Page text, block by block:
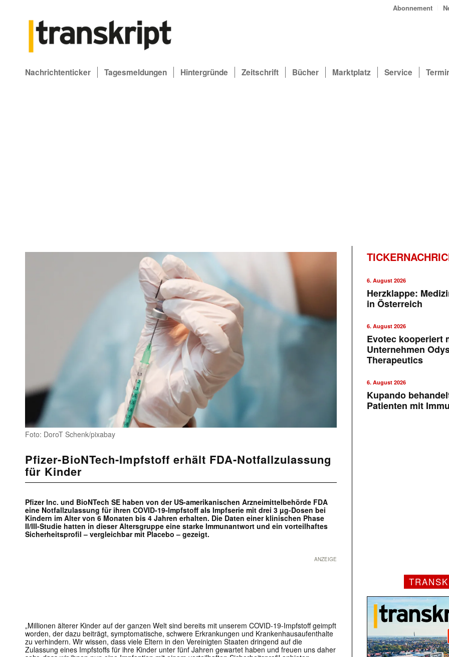
Abonnement
Nachrichtenticker Tagesmeldungen Hintergründe Zeitschrift Bücher Marktplatz Service
Foto: DoroT Schenk/pixabay
Pfizer-BioNTech-Impfstoff erhält FDA-Notfallzulassung
für Kinder
Pfizer Inc. und BioNTech SE haben von der US-amerikanischen Arzneimittelbehörde FDA
eine Notfallzulassung für ihren COVID-19-Impfstoff als Impfserie mit drei 3 µg-Dosen bei
Kindern im Alter von 6 Monaten bis 4 Jahren erhalten. Die Daten einer klinischen Phase
II/III-Studie hatten in dieser Altersgruppe eine starke Immunantwort und ein vorteilhaftes
Sicherheitsprofil – vergleichbar mit Placebo – gezeigt.
ANZEIGE
„Millionen älterer Kinder auf der ganzen Welt sind bereits mit unserem COVID-19-Impfstoff geimpft
worden, der dazu beiträgt, symptomatische, schwere Erkrankungen und Krankenhausaufenthalte
zu verhindern. Wir wissen, dass viele Eltern in den Vereinigten Staaten dringend auf die
Zulassung eines Impfstoffs für ihre Kinder unter fünf Jahren gewartet haben und freuen uns daher
6. August 2026
Herzklappe:
in Österreich
6. August 2026
Evotec kooperiert
Unternehmen
Therapeutics
6. August 2026
Kupando
Patienten mit